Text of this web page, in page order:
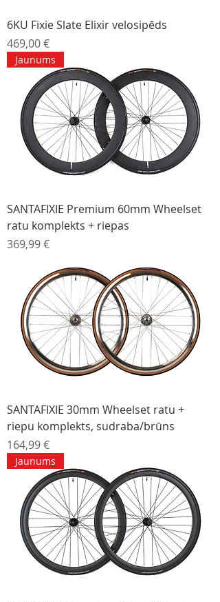
6KU Fixie Slate Elixir velosipēds
Cena
469,00 €
Jaunums
SANTAFIXIE Premium 60mm Wheelset
ratu komplekts + riepas
Cena
369,99 €
SANTAFIXIE 30mm Wheelset ratu +
riepu komplekts, sudraba/brūns
Cena
164,99 €
Jaunums